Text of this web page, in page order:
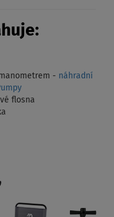
- náhradní
flosna